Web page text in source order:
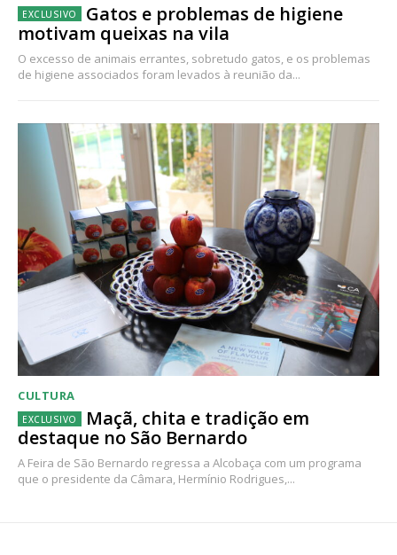
Gatos e problemas de higiene
motivam queixas na vila
O excesso de animais errantes, sobretudo gatos, e os problemas
de higiene associados foram levados à reunião da...
CULTURA
Maçã, chita e tradição em
destaque no São Bernardo
A Feira de São Bernardo regressa a Alcobaça com um programa
que o presidente da Câmara, Hermínio Rodrigues,...